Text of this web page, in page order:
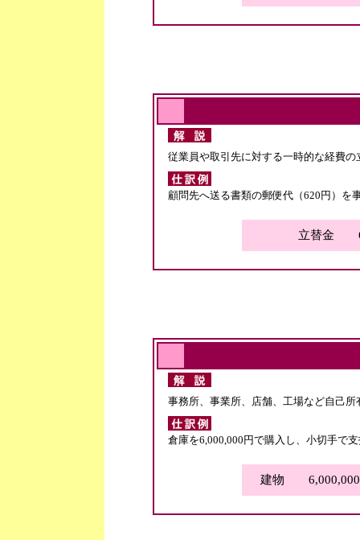
従業員や取引先に対する一時的な経費
顧問先へ送る書類の郵便代（620円）を
立替金
事務所、事業所、店舗、工場など自己
倉庫を6,000,000円で購入し、小切手で
建物